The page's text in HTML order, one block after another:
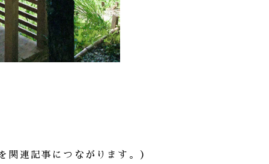
連記事につながります。）